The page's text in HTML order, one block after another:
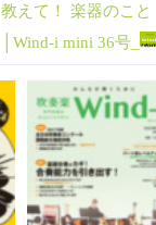
教えて！ 楽器のこ
│Wind-i mini 36号_